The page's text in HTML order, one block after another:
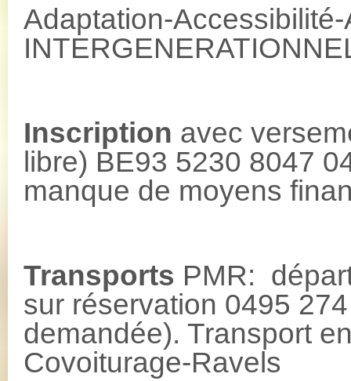
Adaptation-
Inscription avec
libre) BE93 5230 8047
manque de moyens
Transports PMR:
sur réservation 0495
demandée). Transport
Covoiturage-Ravels